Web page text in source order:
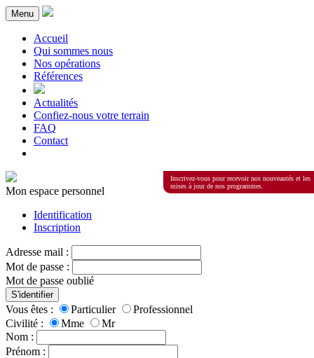
Menu
Accueil
Qui sommes nous
Nos opérations
Références
Actualités
Confiez-nous votre terrain
FAQ
Contact
Inscrivez-vous pour recevoir nos nouveautés et les
mises à jour de nos programmes.
Mon espace personnel
Identification
Inscription
Adresse mail :
Mot de passe :
Mot de passe oublié
S'identifier
Vous êtes : Particulier
Professionnel
Civilité :
Mme
Mr
Nom :
Prénom :